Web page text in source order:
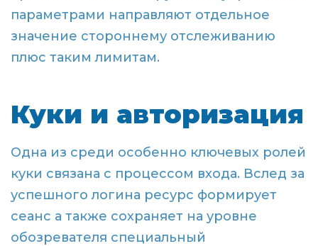
параметрами направляют отдельное
значение стороннему отслеживанию
плюс таким лимитам.
Куки и авторизация
Одна из среди особенно ключевых ролей
куки связана с процессом входа. Вслед за
успешного логина ресурс формирует
сеанс а также сохраняет на уровне
обозревателя специальный